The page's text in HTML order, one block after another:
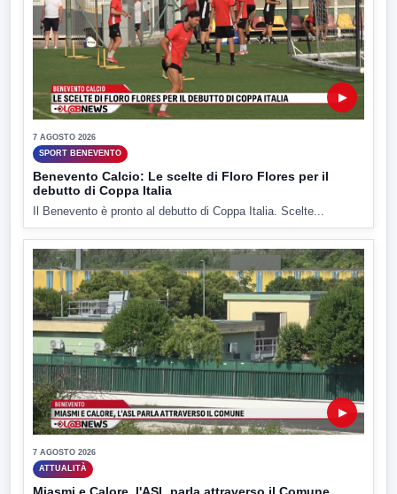
▶
7 AGOSTO 2026
SPORT BENEVENTO
Benevento Calcio: Le scelte di Floro Flores per il
debutto di Coppa Italia
Il Benevento è pronto al debutto di Coppa Italia. Scelte...
▶
7 AGOSTO 2026
ATTUALITÀ